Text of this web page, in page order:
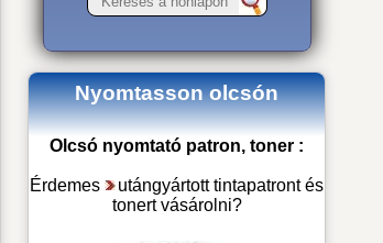
Nyomtasson olcsón
Olcsó nyomtató patron, toner :
Érdemes
utángyártott tintapatront és
tonert vásárolni?